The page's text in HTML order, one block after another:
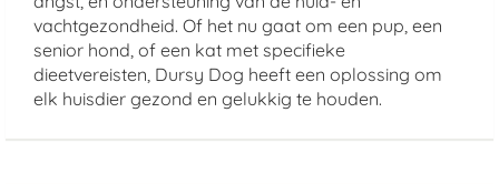
vachtgezondheid. Of het nu gaat om een pup, een
senior hond, of een kat met specifieke
dieetvereisten, Dursy Dog heeft een oplossing om
elk huisdier gezond en gelukkig te houden.